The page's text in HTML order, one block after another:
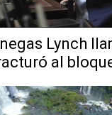
Lynch
al